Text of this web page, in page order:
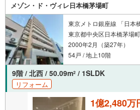
メゾン・ド・ヴィレ日本橋茅場町
東京メトロ銀座線 「日本
東京都中央区日本橋茅場
2000年2月（築27年）
54戸 / 地上10階
9階 / 北西 / 50.09m2 / 1SLDK
リフォーム
1億2,480万